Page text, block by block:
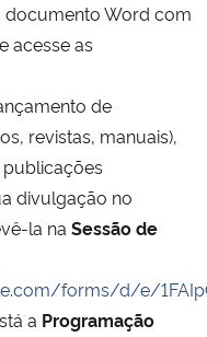
documento Word com
acesse as
de
revistas, manuais),
divulgação no
la na Sessão de
forms/d/e/
a Programação